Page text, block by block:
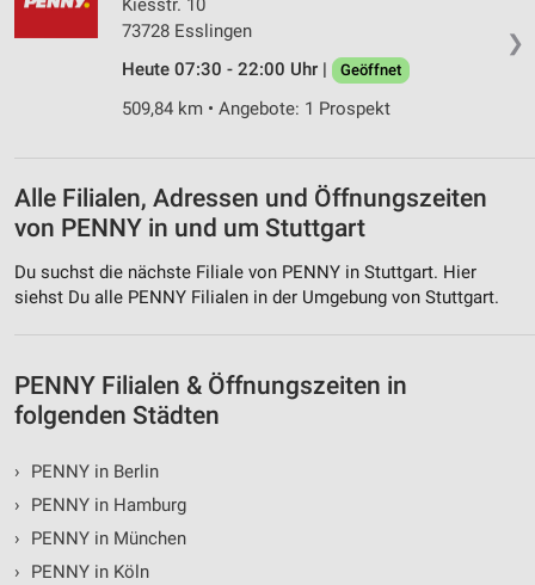
❯
Kiesstr. 10
73728 Esslingen
Heute 07:30 - 22:00 Uhr |
Geöffnet
509,84 km • Angebote: 1 Prospekt
Alle Filialen, Adressen und Öffnungszeiten
von PENNY in und um Stuttgart
Du suchst die nächste Filiale von PENNY in Stuttgart. Hier
siehst Du alle PENNY Filialen in der Umgebung von Stuttgart.
PENNY Filialen & Öffnungszeiten in
folgenden Städten
›
PENNY in Berlin
›
PENNY in Hamburg
›
PENNY in München
›
PENNY in Köln
Performance